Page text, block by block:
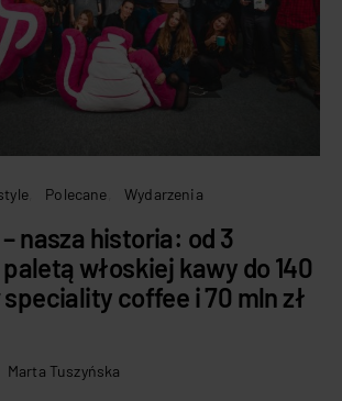
Polecane Wydarzenia
nasza historia: od 3
włoskiej kawy do 140
coffee i 70 mln zł
Marta Tuszyńska